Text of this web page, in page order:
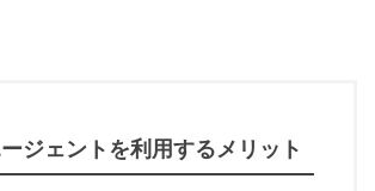
ジェントを利用するメリット